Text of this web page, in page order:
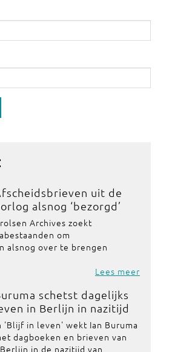
uit de
alsnog ‘bezorgd’
Archives zoekt
om
alsnog over te brengen
Lees meer
schetst dagelijks
in Berlijn in nazitijd
'Blijf in leven' wekt Ian Buruma
dagboeken en brieven van
in de nazitijd van